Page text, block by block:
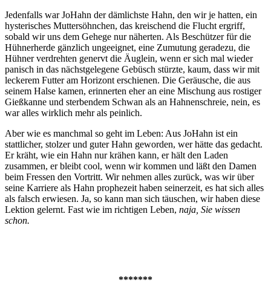
Jedenfalls war JoHahn der dämlichste Hahn, den wir je hatten, ein
hysterisches Muttersöhnchen, das kreischend die Flucht ergriff,
sobald wir uns dem Gehege nur näherten. Als Beschützer für die
Hühnerherde gänzlich ungeeignet, eine Zumutung geradezu, die
Hühner verdrehten genervt die Äuglein, wenn er sich mal wieder
panisch in das nächstgelegene Gebüsch stürzte, kaum, dass wir mit
leckerem Futter am Horizont erschienen. Die Geräusche, die aus
seinem Halse kamen, erinnerten eher an eine Mischung aus rostiger
Gießkanne und sterbendem Schwan als an Hahnenschreie, nein, es
war alles wirklich mehr als peinlich.
Aber wie es manchmal so geht im Leben: Aus JoHahn ist ein
stattlicher, stolzer und guter Hahn geworden, wer hätte das gedacht.
Er kräht, wie ein Hahn nur krähen kann, er hält den Laden
zusammen, er bleibt cool, wenn wir kommen und läßt den Damen
beim Fressen den Vortritt. Wir nehmen alles zurück, was wir über
seine Karriere als Hahn prophezeit haben seinerzeit, es hat sich alles
als falsch erwiesen. Ja, so kann man sich täuschen, wir haben diese
Lektion gelernt. Fast wie im richtigen Leben, naja, Sie wissen
schon.
*******